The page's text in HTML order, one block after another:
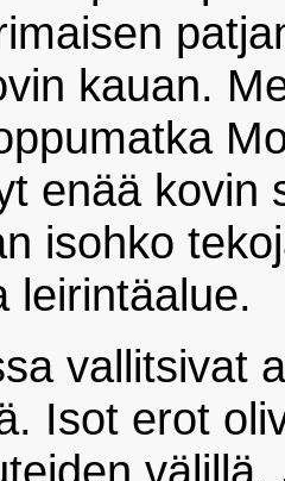
kauan.
enää kovin
isohko
leirintäalue.
vallitsivat
Isot erot